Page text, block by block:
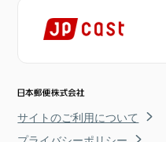
サイトのご利用について